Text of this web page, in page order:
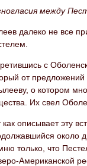
между
далеко не все
с
от
о котором
Их свел
как описывает эту
около
только, что
Американской